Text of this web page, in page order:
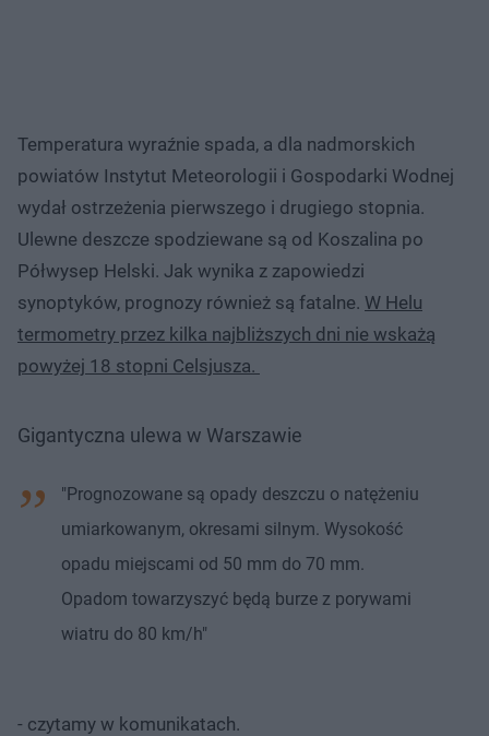
Temperatura wyraźnie spada, a dla nadmorskich
powiatów Instytut Meteorologii i Gospodarki Wodnej
wydał ostrzeżenia pierwszego i drugiego stopnia.
Ulewne deszcze spodziewane są od Koszalina po
Półwysep Helski. Jak wynika z zapowiedzi
synoptyków, prognozy również są fatalne. W Helu
termometry przez kilka najbliższych dni nie wskażą
powyżej 18 stopni Celsjusza.
Gigantyczna ulewa w Warszawie
"Prognozowane są opady deszczu o natężeniu
umiarkowanym, okresami silnym. Wysokość
opadu miejscami od 50 mm do 70 mm.
Opadom towarzyszyć będą burze z porywami
wiatru do 80 km/h"
- czytamy w komunikatach.